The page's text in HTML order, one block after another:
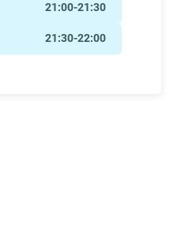
21:00-21:30
21:30-22:00